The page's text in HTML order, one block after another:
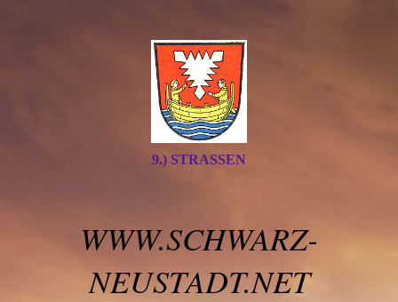
9.) STRASSEN
WWW.SCHWARZ-
NEUSTADT.NET